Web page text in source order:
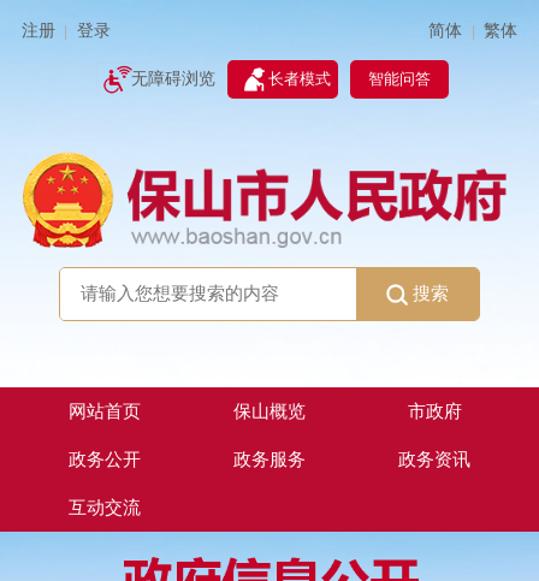
注册 登录 简体 | 繁体
无障碍浏览 长者模式 智能问答
搜索
网站首页 保山概览 市政府
政务公开 政务服务 政务资讯
互动交流